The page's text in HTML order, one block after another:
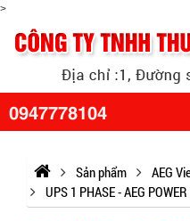
>
0947778104
Sản phẩm
AEG
UPS 1 PHASE - AEG